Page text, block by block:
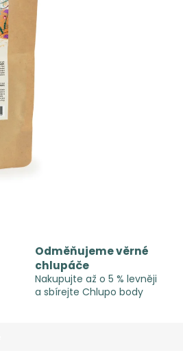
Odměňujeme věrné
chlupáče
Nakupujte až o 5 % levněji
a sbírejte Chlupo body